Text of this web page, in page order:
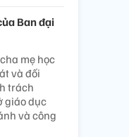
Ban đại
mẹ học
và đối
trách
giáo dục
và công